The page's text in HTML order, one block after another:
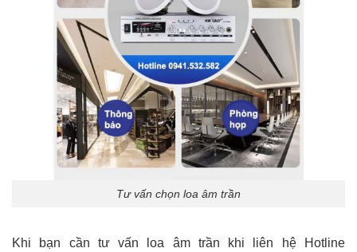
Tư vấn chọn loa âm trần
Khi bạn cần tư vấn loa âm trần khi liên hệ Hotline